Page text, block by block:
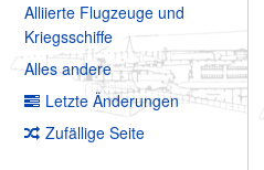
Alliierte Flugzeuge und
Kriegsschiffe
Alles andere
Letzte Änderungen
Zufällige Seite